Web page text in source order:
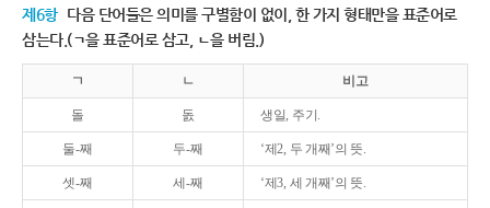
제6항 다음 단어들은 의미를 구별함이 없이, 한 가지 형태만을 표준어로
삼는다.(ㄱ을 표준어로 삼고, ㄴ을 버림.)
ㄱ ㄴ 비고
돌 돐 생일, 주기.
둘-째 두-째 ‘제2, 두 개째’의 뜻.
셋-째 세-째 ‘제3, 세 개째’의 뜻.